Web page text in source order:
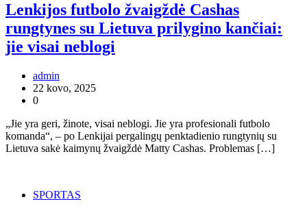
Lenkijos futbolo žvaigždė Cashas
rungtynes su Lietuva prilygino kančiai:
jie visai neblogi
admin
22 kovo, 2025
0
„Jie yra geri, žinote, visai neblogi. Jie yra profesionali futbolo
komanda“, – po Lenkijai pergalingų penktadienio rungtynių su
Lietuva sakė kaimynų žvaigždė Matty Cashas. Problemas […]
SPORTAS